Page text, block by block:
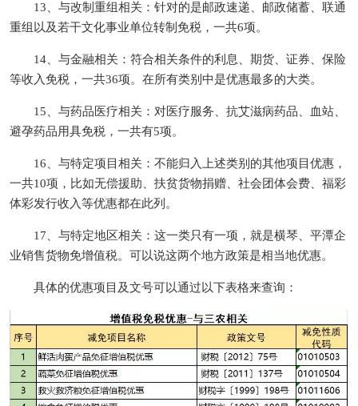
13、与改制重组相关：针对的是邮政速递、邮政储蓄、联通
重组以及若干文化事业单位转制免税，一共6项。
14、与金融相关：符合相关条件的利息、期货、证券、保险
等收入免税，一共36项。在所有类别中是优惠最多的大类。
15、与药品医疗相关：对医疗服务、抗艾滋病药品、血站、
避孕药品用具免税，一共有5项。
16、与特定项目相关：不能归入上述类别的其他项目优惠，
一共10项，比如无偿援助、扶贫货物捐赠、社会团体会费、福彩
体彩发行收入等优惠都在此列。
17、与特定地区相关：这一类只有一项，就是横琴、平潭企
业销售货物免增值税。可以说这两个地方政策是相当地优惠。
具体的优惠项目及文号可以通过以下表格来查询：